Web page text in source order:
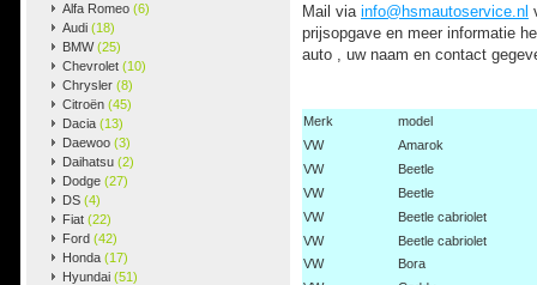
Alfa Romeo (6)
Audi (18)
BMW(25)
Chevrolet (10)
Chrysler (8)
Citroën (45)
Dacia (13)
Daewoo (3)
Daihatsu (2)
Dodge (27)
DS (4)
Fiat (22)
Ford (42)
Honda (17)
Hyundai (51)
Mail via info@hsmautoservice.nl
prijsopgave en meer informatie
auto , uw naam en contact
Merk
model
VW
Amarok
VW
Beetle
VW
Beetle
VW
Beetle cabriolet
VW
Beetle cabriolet
VW
Bora